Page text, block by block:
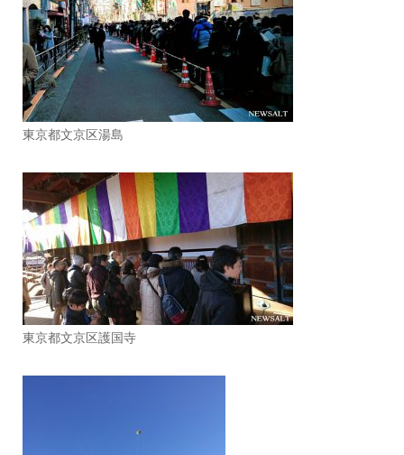
東京都文京区湯島
東京都文京区護国寺